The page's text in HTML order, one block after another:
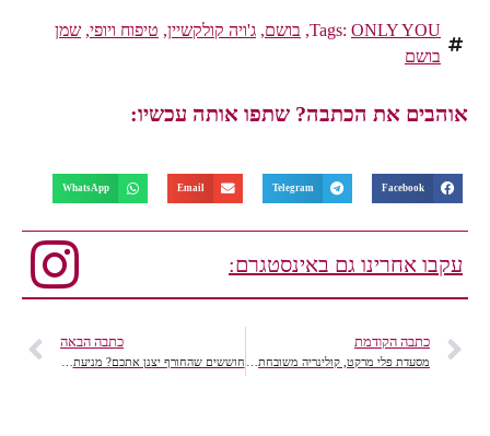
Tags:ONLY YOU
,בושם,ג'ויה קולקשיין,טיפוח ויופי,שמן
בושם
אוהבים את הכתבה? שתפו אותה עכשיו:
Facebook
Telegram
Email
WhatsApp
עקבו אחרינו גם באינסטגרם:
כתבה הקודמת
מסעדת פלי מרקט, קולינריה משובחת במתחם שוק הפשפשים
כתבה הבאה
חוששים שהחורף יצנן אתכם? מניעת הצטננות עוד בתחילתה